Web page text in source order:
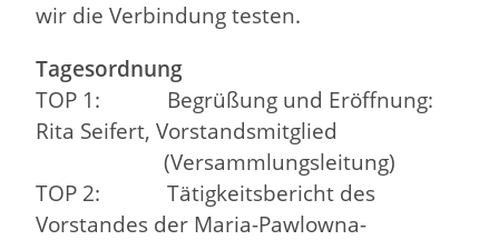
wir die Verbindung testen.
Tagesordnung
TOP 1: Begrüßung und Eröffnung:
Rita Seifert, Vorstandsmitglied
(Versammlungsleitung)
TOP 2: Tätigkeitsbericht des
Vorstandes der Maria-Pawlowna-